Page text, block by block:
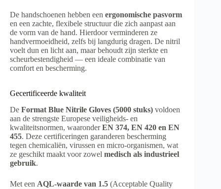
De handschoenen hebben een ergonomische pasvorm
en een zachte, flexibele structuur die zich aanpast aan
de vorm van de hand. Hierdoor verminderen ze
handvermoeidheid, zelfs bij langdurig dragen. De nitril
voelt dun en licht aan, maar behoudt zijn sterkte en
scheurbestendigheid — een ideale combinatie van
comfort en bescherming.
Gecertificeerde kwaliteit
De Format Blue Nitrile Gloves (5000 stuks) voldoen
aan de strengste Europese veiligheids- en
kwaliteitsnormen, waaronderEN 374, EN 420 en EN
455. Deze certificeringen garanderen bescherming
tegen chemicaliën, virussen en micro-organismen, wat
ze geschikt maakt voor zowel medisch als industrieel
gebruik.
Met een AQL-waarde van 1.5 (Acceptable Quality